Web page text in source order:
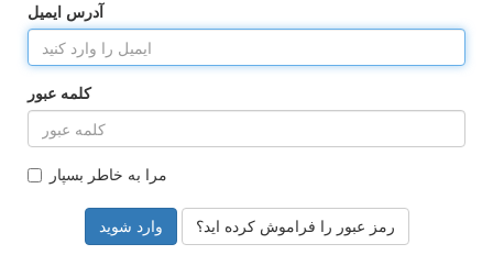
آدرس ایمیل
کلمه عبور
مرا به خاطر بسپار
رمز عبور را فراموش کرده اید؟